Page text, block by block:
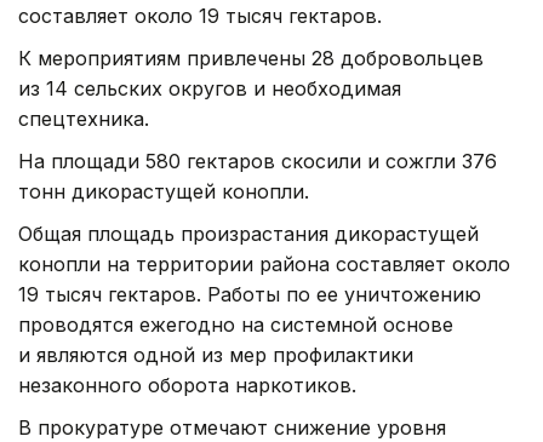
составляет около 19 тысяч гектаров.
К мероприятиям привлечены 28 добровольцев
из 14 сельских округов и необходимая
спецтехника.
На площади 580 гектаров скосили и сожгли 376
тонн дикорастущей конопли.
Общая площадь произрастания дикорастущей
конопли на территории района составляет около
19 тысяч гектаров. Работы по ее уничтожению
проводятся ежегодно на системной основе
и являются одной из мер профилактики
незаконного оборота наркотиков.
В прокуратуре отмечают снижение уровня